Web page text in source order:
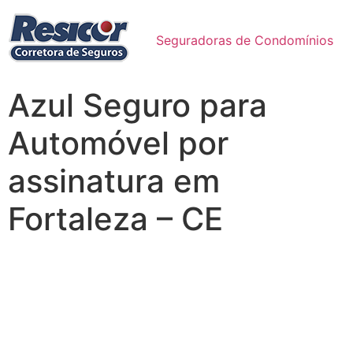
Seguradoras de Condomínios
Azul Seguro para
Automóvel por
assinatura em
Fortaleza – CE